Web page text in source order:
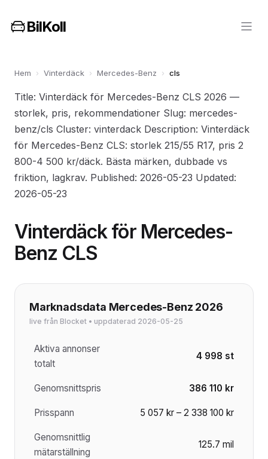
BilKoll
Hem › Vinterdäck › Mercedes-Benz › cls
Title: Vinterdäck för Mercedes-Benz CLS 2026 —
storlek, pris, rekommendationer Slug: mercedes-
benz/cls Cluster: vinterdack Description: Vinterdäck
för Mercedes-Benz CLS: storlek 215/55 R17, pris 2
800-4 500 kr/däck. Bästa märken, dubbade vs
friktion, lagkrav. Published: 2026-05-23 Updated:
2026-05-23
Vinterdäck för Mercedes-
Benz CLS
Marknadsdata Mercedes-Benz 2026
live från Blocket • uppdaterad 2026-05-25
Aktiva annonser
totalt
4 998 st
Genomsnittspris 386 110 kr
Prisspann 5 057 kr – 2 338 100 kr
Genomsnittlig
mätarställning
125.7 mil